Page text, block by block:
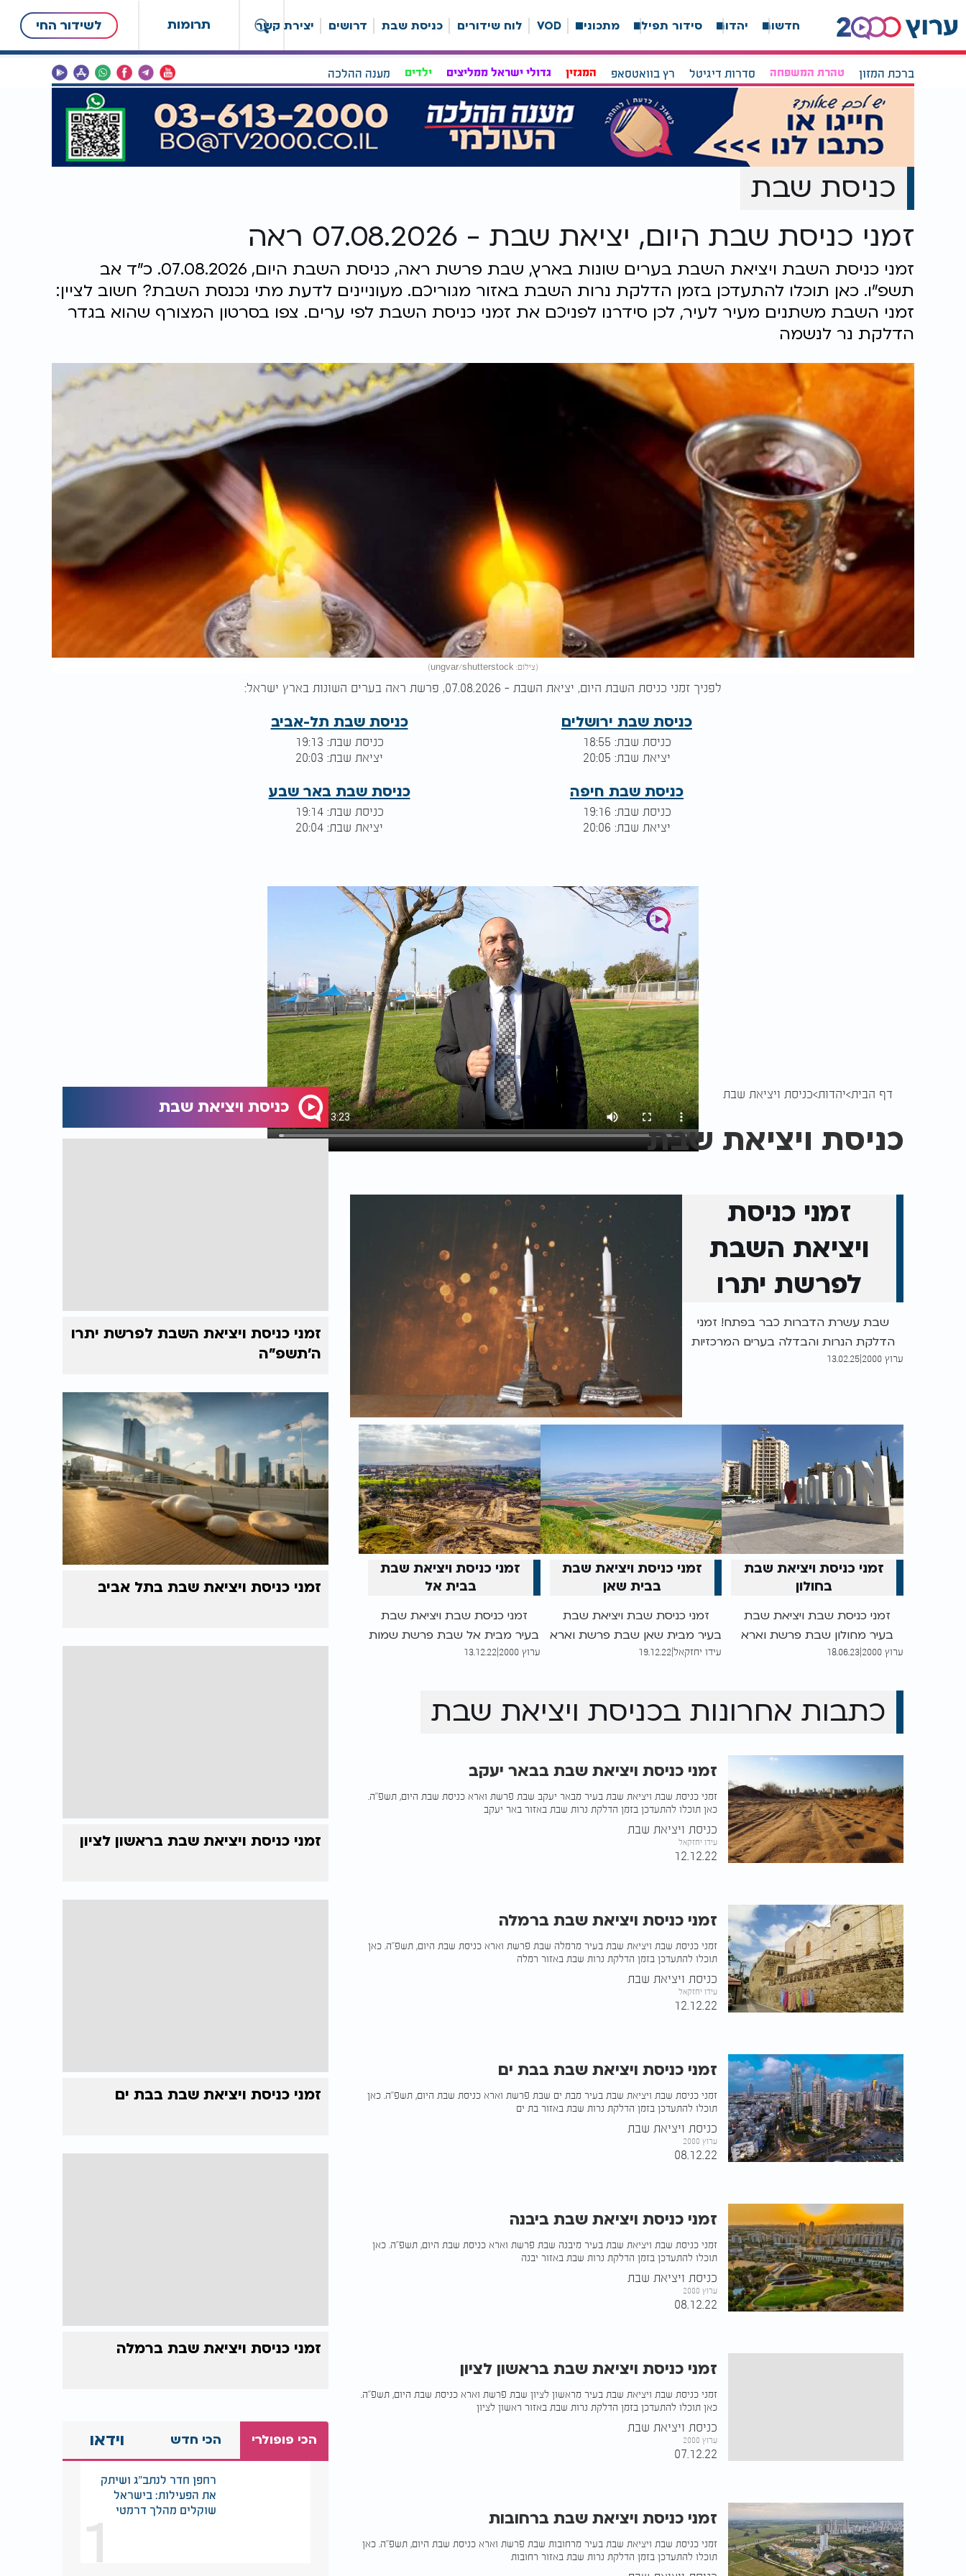
תרומות לשידור החי חדשות יהדות סידור תפילה מתכונים VOD לוח שידורים כניסת שבת דרושים יצירת קשר
ברכת המזון טהרת המשפחה סדרות דיגיטל רץ בוואטסאפ המגזין גדולי ישראל ממליצים ילדים מענה ההלכה
כניסת שבת
זמני כניסת שבת היום, יציאת שבת - 07.08.2026 ראה
זמני כניסת השבת ויציאת השבת בערים שונות בארץ, שבת פרשת ראה, כניסת השבת היום, 07.08.2026. כ"ד אב
תשפ"ו. כאן תוכלו להתעדכן בזמן הדלקת נרות השבת באזור מגוריכם. מעוניינים לדעת מתי נכנסת השבת? חשוב לציין:
זמני השבת משתנים מעיר לעיר, לכן סידרנו לפניכם את זמני כניסת השבת לפי ערים. צפו בסרטון המצורף שהוא בגדר
הדלקת נר לנשמה
(צילום: ungvar/shutterstock)
לפניך זמני כניסת השבת היום, יציאת השבת - 07.08.2026, פרשת ראה בערים השונות בארץ ישראל:
כניסת שבת ירושלים
כניסת שבת: 18:55
יציאת שבת: 20:05
כניסת שבת תל-אביב
כניסת שבת: 19:13
יציאת שבת: 20:03
כניסת שבת חיפה
כניסת שבת: 19:16
יציאת שבת: 20:06
כניסת שבת באר שבע
כניסת שבת: 19:14
יציאת שבת: 20:04
דף הבית יהדות כניסת ויציאת שבת
כניסת ויציאת שבת
זמני כניסת
ויציאת השבת
לפרשת יתרו
ה'תשפ"ה
שבת עשרת הדברות כבר בפתח! זמני
הדלקת הנרות והבדלה בערים המרכזיות
בישראל - ירושלים, תל אביב, חיפה, ביתערוץ 2000 |
13.02.25
זמני כניסת ויציאת שבת
בחולון
זמני כניסת שבת ויציאת שבת
בעיר מחולון שבת פרשת וארא
כניסת שבת היום, תשפ"ה. כאןערוץ 2000 |
18.06.23
זמני כניסת ויציאת שבת
בבית שאן
זמני כניסת שבת ויציאת שבת
בעיר מבית שאן שבת פרשת וארא
כניסת שבת היום, תשפ"ה. כאן
עידו יחזקאל|
19.12.22
זמני כניסת ויציאת שבת
בבית אל
זמני כניסת שבת ויציאת שבת
בעיר מבית אל שבת פרשת שמות
כניסת שבת היום, תשפ"ה. כאןערוץ 2000 |
13.12.22
כתבות אחרונות בכניסת ויציאת שבת
זמני כניסת ויציאת שבת בבאר יעקב
זמני כניסת שבת ויציאת שבת בעיר מבאר יעקב שבת פרשת וארא כניסת שבת היום, תשפ"ה.
כאן תוכלו להתעדכן בזמן הדלקת נרות שבת באזור באר יעקב
כניסת ויציאת שבת
עידו יחזקאל
12.12.22
זמני כניסת ויציאת שבת ברמלה
זמני כניסת שבת ויציאת שבת בעיר מרמלה שבת פרשת וארא כניסת שבת היום, תשפ"ה. כאן
תוכלו להתעדכן בזמן הדלקת נרות שבת באזור רמלה
כניסת ויציאת שבת
עידו יחזקאל
12.12.22
זמני כניסת ויציאת שבת בבת ים
זמני כניסת שבת ויציאת שבת בעיר מבת ים שבת פרשת וארא כניסת שבת היום, תשפ"ה. כאן
תוכלו להתעדכן בזמן הדלקת נרות שבת באזור בת ים
כניסת ויציאת שבת
ערוץ 2000
08.12.22
זמני כניסת ויציאת שבת ביבנה
זמני כניסת שבת ויציאת שבת בעיר מיבנה שבת פרשת וארא כניסת שבת היום, תשפ"ה. כאן
תוכלו להתעדכן בזמן הדלקת נרות שבת באזור יבנה
כניסת ויציאת שבת
ערוץ 2000
08.12.22
זמני כניסת ויציאת שבת בראשון לציון
זמני כניסת שבת ויציאת שבת בעיר מראשון לציון שבת פרשת וארא כניסת שבת היום, תשפ"ה.
כאן תוכלו להתעדכן בזמן הדלקת נרות שבת באזור ראשון לציון
כניסת ויציאת שבת
ערוץ 2000
07.12.22
זמני כניסת ויציאת שבת ברחובות
זמני כניסת שבת ויציאת שבת בעיר מרחובות שבת פרשת וארא כניסת שבת היום, תשפ"ה. כאן
תוכלו להתעדכן בזמן הדלקת נרות שבת באזור רחובות
כניסת ויציאת שבת
זמני כניסת ויציאת השבת לפרשת יתרו
ה'תשפ"ה
זמני כניסת ויציאת שבת בתל אביב
זמני כניסת ויציאת שבת בראשון לציון
זמני כניסת ויציאת שבת בבת ים
זמני כניסת ויציאת שבת ברמלה
הכי פופולרי הכי חדש וידאו
1
רחפן חדר לנתב"ג ושיתק
את הפעילות: בישראל
שוקלים מהלך דרמטי